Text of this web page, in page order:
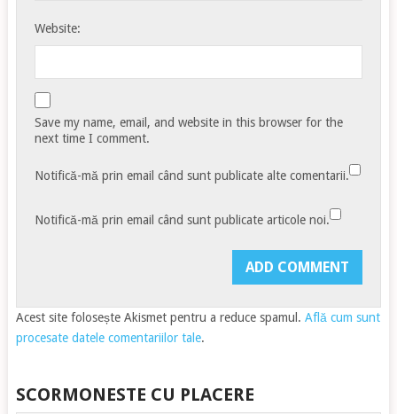
Website:
Save my name, email, and website in this browser for the
next time I comment.
Notifică-mă prin email când sunt publicate alte comentarii.
Notifică-mă prin email când sunt publicate articole noi.
Acest site folosește Akismet pentru a reduce spamul. Află cum sunt
procesate datele comentariilor tale.
SCORMONESTE CU PLACERE